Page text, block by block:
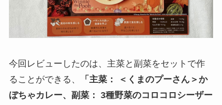
今回レビューしたのは、主菜と副菜をセットで作
ることができる、
「 主菜： ＜くまのプーさん＞か
ぼちゃカレー、 副菜： 3種野菜のコロコロシーザー